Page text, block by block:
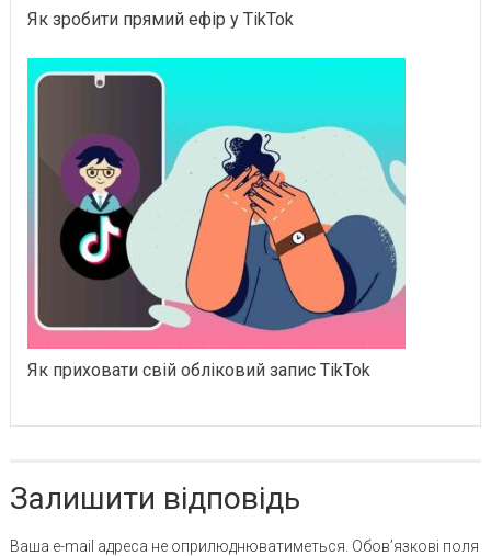
Як зробити прямий ефір у TikTok
Як приховати свій обліковий запис TikTok
Залишити відповідь
Ваша e-mail адреса не оприлюднюватиметься. Обов’язкові поля